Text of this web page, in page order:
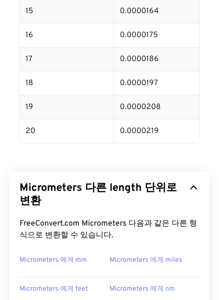
15 0.0000164
16 0.0000175
17 0.0000186
18 0.0000197
19 0.0000208
20 0.0000219
Micrometers 다른 length 단위로
변환
FreeConvert.com Micrometers 다음과 같은 다른 형
식으로 변환할 수 있습니다.
Micrometers 에게 mm Micrometers 에게 miles
Micrometers 에게 feet Micrometers 에게 nm